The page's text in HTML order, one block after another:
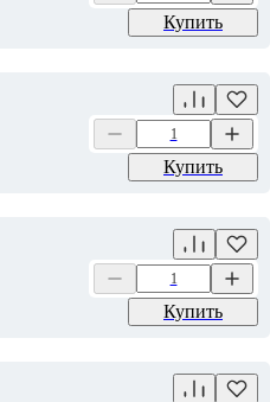
Купить
Купить
Купить